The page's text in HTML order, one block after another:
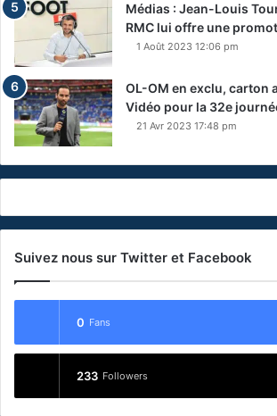
Médias : Jean-Louis
RMC lui offre une
1 Août 2023 12:06 pm
OL-OM en exclu, carton
Vidéo pour la 32e
21 Avr 2023 17:48 pm
Suivez nous sur Twitter et Facebook
0 Fans
233 Followers